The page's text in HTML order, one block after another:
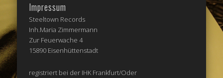
Impressum
Steeltown Records
Inh.Maria Zimmermann
Zur Feuerwache 4
15890 Eisenhüttenstadt
registriert bei der IHK Frankfurt/Oder